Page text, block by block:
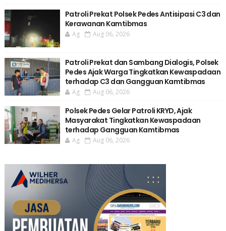
Patroli Prekat Polsek Pedes Antisipasi C3 dan
Kerawanan Kamtibmas
Ag Aug 06, 2026
Patroli Prekat dan Sambang Dialogis, Polsek
Pedes Ajak Warga Tingkatkan Kewaspadaan
terhadap C3 dan Gangguan Kamtibmas
Ag Aug 06, 2026
Polsek Pedes Gelar Patroli KRYD, Ajak
Masyarakat Tingkatkan Kewaspadaan
terhadap Gangguan Kamtibmas
Ag Aug 06, 2026